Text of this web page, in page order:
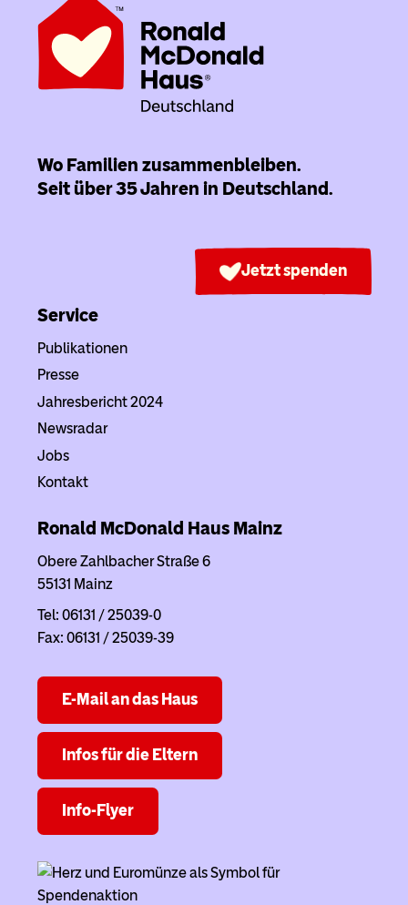
Wo Familien zusammenbleiben.
Seit über 35 Jahren in Deutschland.
Jetzt spenden
Service
Publikationen
Presse
Jahresbericht 2024
Newsradar
Jobs
Kontakt
Ronald McDonald Haus Mainz
Obere Zahlbacher Straße 6
55131 Mainz
Tel: 06131 / 25039-0
Fax: 06131 / 25039-39
E-Mail an das Haus
Infos für die Eltern
Info-Flyer